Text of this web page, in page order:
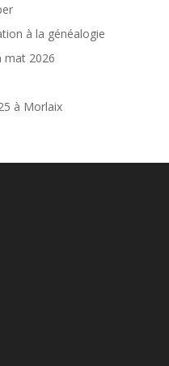
à la généalogie
mat 2026
à Morlaix